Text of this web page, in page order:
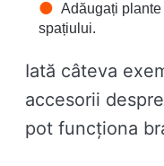
Adăugați
spațiului.
Iată câteva
accesorii
pot funcționa